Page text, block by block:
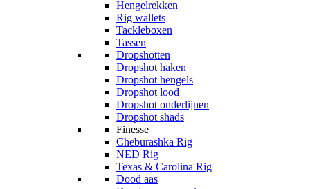
Hengelrekken
Rig wallets
Tackleboxen
Tassen
Dropshotten
Dropshot haken
Dropshot hengels
Dropshot lood
Dropshot onderlijnen
Dropshot shads
Finesse
Cheburashka Rig
NED Rig
Texas & Carolina Rig
Dood aas